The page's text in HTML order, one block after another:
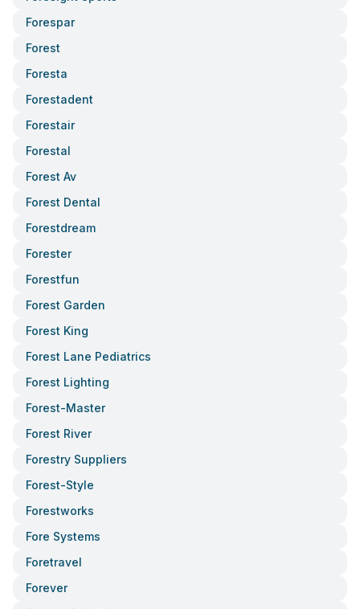
Forespar
Forest
Foresta
Forestadent
Forestair
Forestal
Forest Av
Forest Dental
Forestdream
Forester
Forestfun
Forest Garden
Forest King
Forest Lane Pediatrics
Forest Lighting
Forest-Master
Forest River
Forestry Suppliers
Forest-Style
Forestworks
Fore Systems
Foretravel
Forever